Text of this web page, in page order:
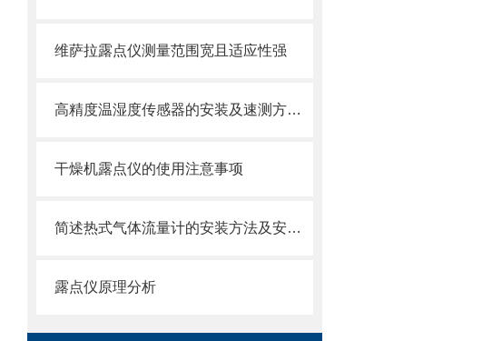
维萨拉露点仪测量范围宽且适应性强
高精度温湿度传感器的安装及速测方法分享
干燥机露点仪的使用注意事项
简述热式气体流量计的安装方法及安装注意事项
露点仪原理分析